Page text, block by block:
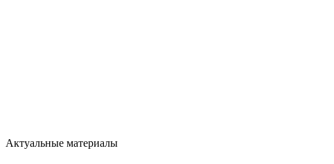
Актуальные материалы